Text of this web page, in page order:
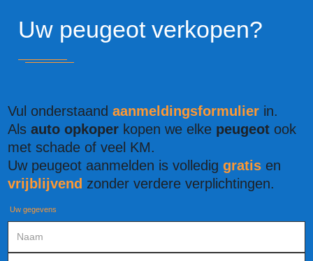
Uw peugeot verkopen?
Vul onderstaandaanmeldingsformulier in.
Alsauto opkoper kopen we elke peugeot ook
met schade of veel KM.
Uw peugeot aanmelden is vollediggratis en
vrijblijvend zonder verdere verplichtingen.
Uw gegevens